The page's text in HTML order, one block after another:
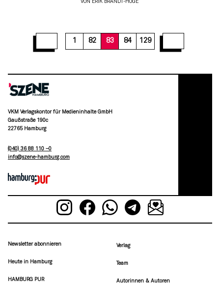
VON ERIK BRANDT-HÖGE
1 82 83 84 129
89 9192 94 9596 97
VKM Verlagskontor für Medieninhalte GmbH
Gaußstraße 190c
22765 Hamburg
(040) 36 88 110 –0
moc.grubmah-enezs@ofni
Newsletter abonnieren
Heute in Hamburg
HAMBURG PUR
Verlag
Team
Autorinnen & Autoren